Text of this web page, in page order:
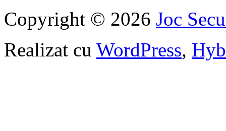
Copyright © 2026 Joc
Realizat cu WordPress,